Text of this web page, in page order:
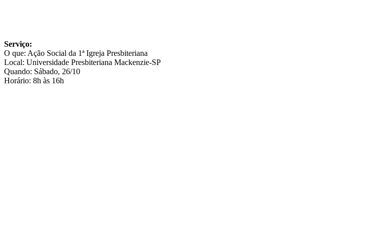
Serviço:
O que: Ação Social da 1ª Igreja Presbiteriana
Local: Universidade Presbiteriana Mackenzie-SP
Quando: Sábado, 26/10
Horário: 8h às 16h